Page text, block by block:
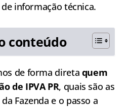
informação técnica.
conteúdo
de forma direta quem
de IPVA PR, quais são as
Fazenda e o passo a